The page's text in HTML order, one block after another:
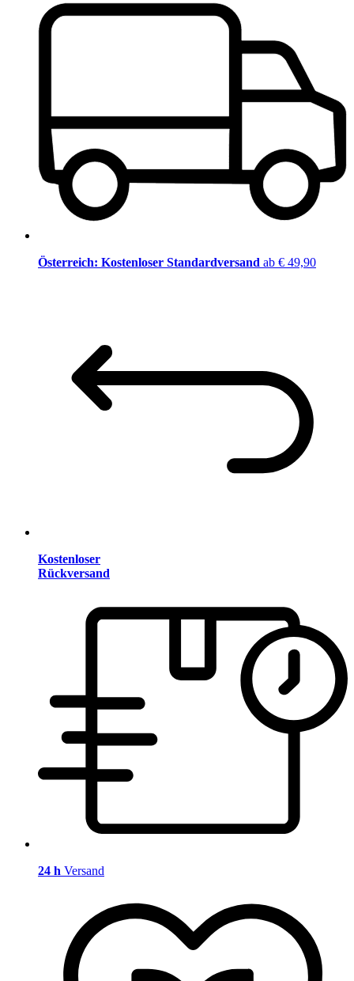
Österreich: Kostenloser Standardversand ab € 49,90
Kostenloser
Rückversand
24 h Versand